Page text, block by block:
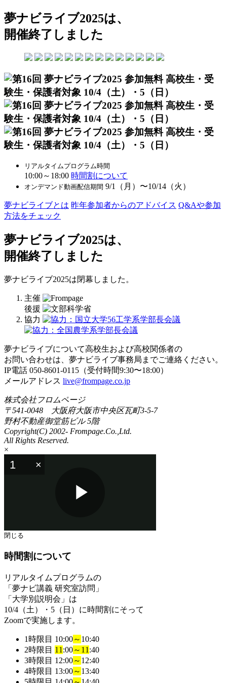
夢ナビライブ2025は、
開催終了しました
リアルタイムプログラム時間
10:00～18:00 時間割について
オンデマンド動画配信期間 9/1（月）〜10/14（火）
夢ナビライブとは 昨年参加者からのアドバイス Q&Aや参加
方法をチェック
夢ナビライブ2025は、
開催終了しました
夢ナビライブ2025は閉幕しました。
主催
後援
協力
夢ナビライブについて高校生および高校関係者の
お問い合わせは、夢ナビライブ事務局までご連絡ください。
IP電話 050-8601-0115（受付時間9:30〜18:00）
メールアドレス live@frompage.co.jp
株式会社フロムページ
〒541-0048 大阪府大阪市中央区瓦町3-5-7
野村不動産御堂筋ビル 5階
Copyright(C) 2002- Frompage.Co.,Ltd.
All Rights Reserved.
×
Video
閉じる
時間割について
リアルタイムプログラムの
「夢ナビ講義 研究室訪問」
「大学別説明会」 は
10/4（土）・5（日）に時間割にそって
Zoomで実施します。
1時限目 10:00～ 10:40
2時限目 11 :00～ 11 :40
3時限目 12:00～ 12:40
4時限目 13:00～ 13:40